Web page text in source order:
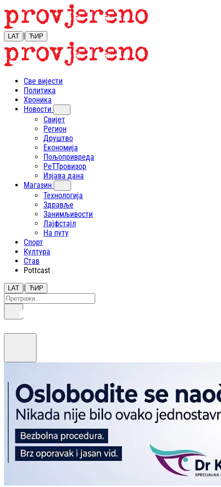
LAT | ЋИР
Све вијести
Политика
Хроника
Новости
Свијет
Регион
Друштво
Економија
Пољопривреда
РеТТровизор
Изјава дана
Магазин
Технологија
Здравље
Занимљивости
Лајфстajл
На путу
Спорт
Култура
Став
Pottcast
LAT | ЋИР